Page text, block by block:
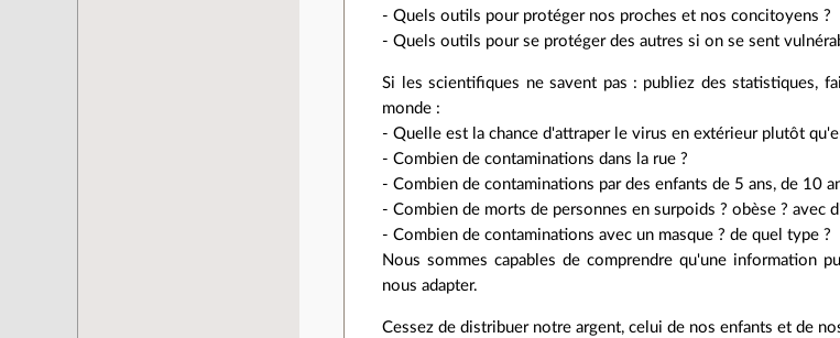
- Quels outils pour protéger nos proches et nos concitoyens ?
- Quels outils pour se protéger des autres si on se sent
Si les scientifiques ne savent pas : publiez des statistiques,
monde :
- Quelle est la chance d'attraper le virus en extérieur plutôt
- Combien de contaminations dans la rue ?
- Combien de contaminations par des enfants de 5 ans, de 10
- Combien de morts de personnes en surpoids ? obèse ? avec
- Combien de contaminations avec un masque ? de quel type ?
Nous sommes capables de comprendre qu'une information
nous adapter.
Cessez de distribuer notre argent, celui de nos enfants et de